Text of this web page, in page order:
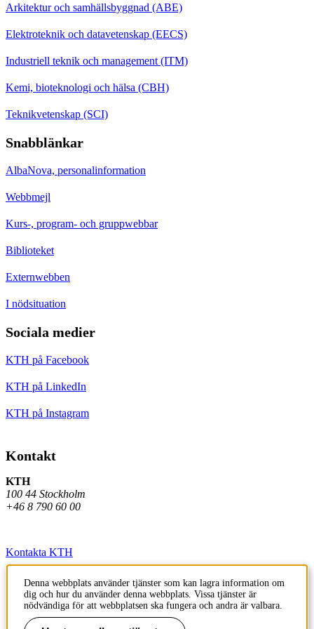
Arkitektur och samhällsbyggnad (ABE)
Elektroteknik och datavetenskap (EECS)
Industriell teknik och management (ITM)
Kemi, bioteknologi och hälsa (CBH)
Teknikvetenskap (SCI)
Snabblänkar
AlbaNova, personalinformation
Webbmejl
Kurs-, program- och gruppwebbar
Biblioteket
Externwebben
I nödsituation
Sociala medier
KTH på Facebook
KTH på LinkedIn
KTH på Instagram
Kontakt
KTH
100 44 Stockholm
+46 8 790 60 00
Kontakta KTH
Jobba på KTH
Press och media
Denna webbplats använder tjänster som kan lagra information om
dig och hur du använder denna webbplats. Vissa tjänster är
nödvändiga för att webbplatsen ska fungera och andra är valbara.